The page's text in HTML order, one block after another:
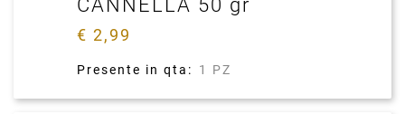
CANNELLA 50 gr
€ 2,99
Presente in qta: 1 PZ